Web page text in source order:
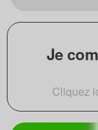
Je
Cliquez